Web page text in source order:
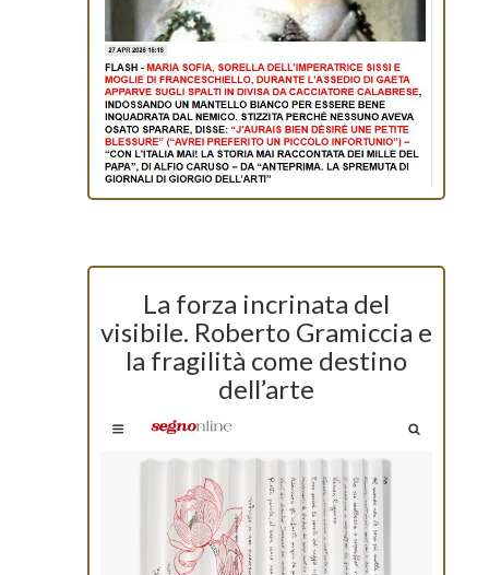
La forza incrinata del
visibile. Roberto Gramiccia e
la fragilità come destino
dell’arte